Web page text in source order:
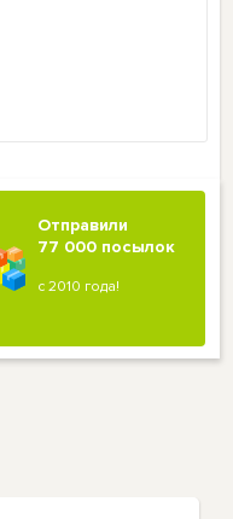
Отправили
77 000 посылок
с 2010 года!